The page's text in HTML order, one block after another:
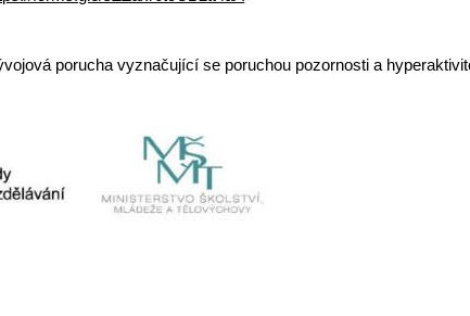
porucha vyznačující se poruchou pozornosti a